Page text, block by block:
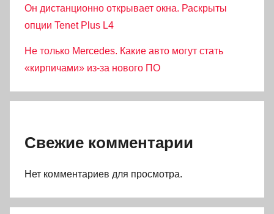
Он дистанционно открывает окна. Раскрыты
опции Tenet Plus L4
Не только Mercedes. Какие авто могут стать
«кирпичами» из-за нового ПО
Свежие комментарии
Нет комментариев для просмотра.